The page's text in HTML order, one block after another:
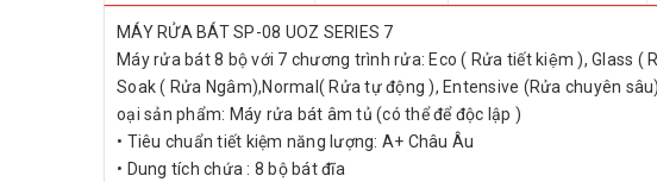
MÁY RỬA BÁT SP-08 UOZ SERIES 7
Máy rửa bát 8 bộ với 7 chương trình rửa: Eco ( Rửa tiết kiệm ), Glass
Soak ( Rửa Ngâm),Normal( Rửa tự động ), Entensive (Rửa chuyên sâu)
oại sản phẩm: Máy rửa bát âm tủ (có thể để độc lập )
• Tiêu chuẩn tiết kiệm năng lượng: A+ Châu Âu
• Dung tích chứa : 8 bộ bát đĩa